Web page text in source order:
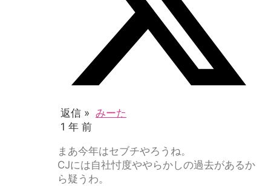
返信 » みーた
1 年 前
まあ今年はセブチやろうね。
CJには自社忖度ややらかしの過去があるか
ら疑うわ。